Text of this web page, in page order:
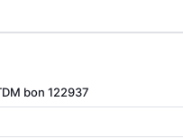
bon 122937